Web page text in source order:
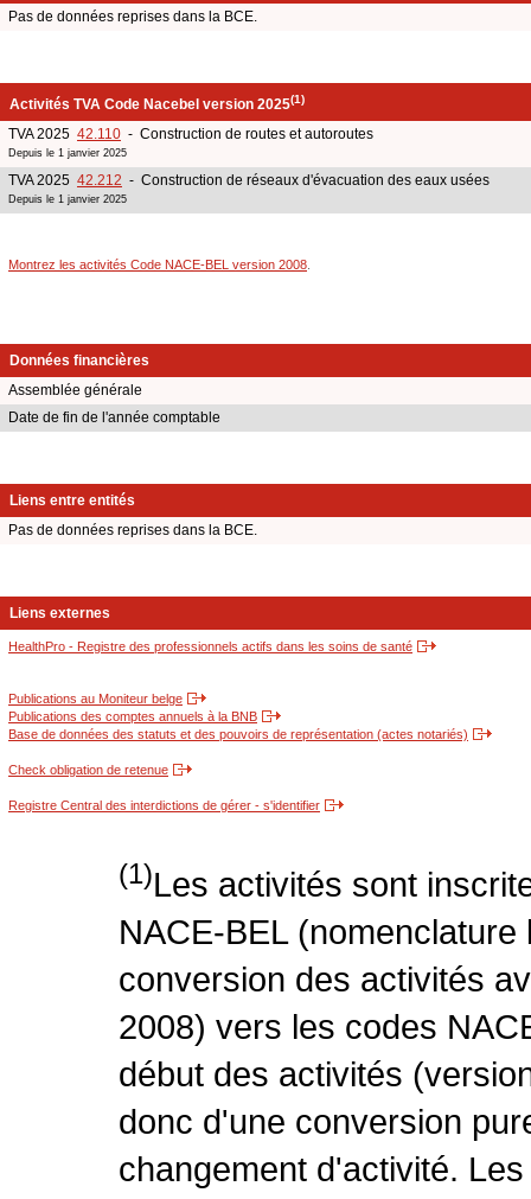
Pas de données reprises dans la BCE.
Activités TVA Code Nacebel version 2025(1)
TVA 2025 42.110 - Construction de routes et autoroutes
Depuis le 1 janvier 2025
TVA 2025 42.212 - Construction de réseaux d'évacuation des eaux usées
Depuis le 1 janvier 2025
Montrez les activités Code NACE-BEL version 2008
Données financières
Assemblée générale
Date de fin de l'année comptable
Liens entre entités
Pas de données reprises dans la BCE.
Liens externes
HealthPro - Registre des professionnels actifs dans les soins de santé
Publications au Moniteur belge
Publications des comptes annuels à la BNB
Base de données des statuts et des pouvoirs de représentation (actes notariés)
Check obligation de retenue
Registre Central des interdictions de gérer - s'identifier
(1)Les activités sont
NACE-BEL
conversion des activités
2008) vers les codes
début des activités
donc d'une conversion
changement d'activité.